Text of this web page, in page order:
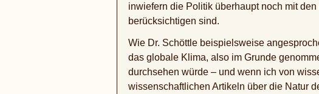
inwiefern die Politik überhaupt noch mit
berücksichtigen sind.
Wie Dr. Schöttle beispielsweise
das globale Klima, also im Grunde
durchsehen würde – und wenn ich von
wissenschaftlichen Artikeln über die Natur